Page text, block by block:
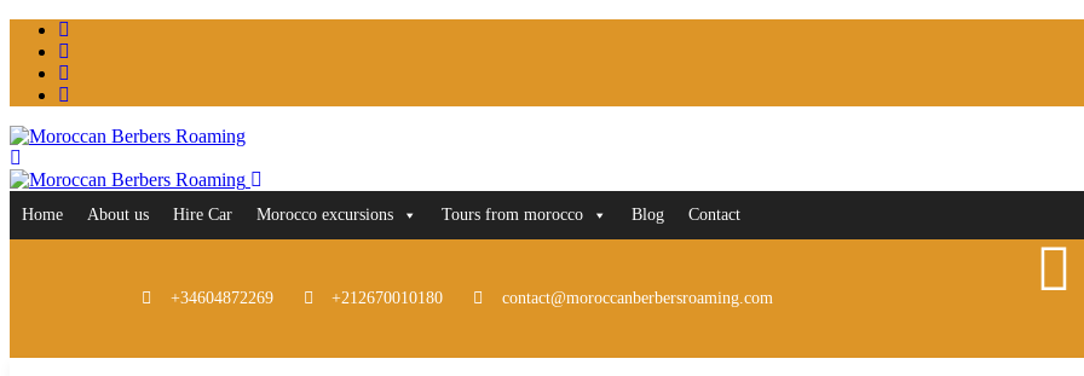
Home About us Hire Car Morocco excursions Tours from morocco Blog Contact
+34604872269 +212670010180 contact@moroccanberbersroaming.com